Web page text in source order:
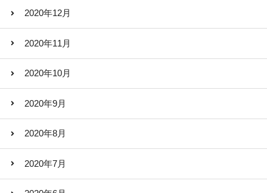
2020年12月
2020年11月
2020年10月
2020年9月
2020年8月
2020年7月